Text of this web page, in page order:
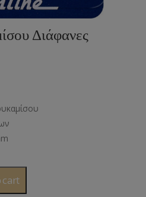
Διάφανες
cart